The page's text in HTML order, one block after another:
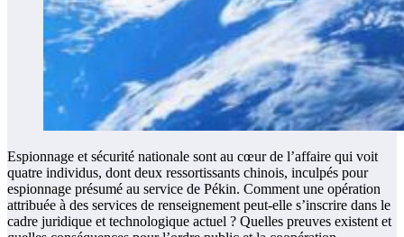
Espionnage et sécurité nationale sont au cœur de l’affaire qui voit
quatre individus, dont deux ressortissants chinois, inculpés pour
espionnage présumé au service de Pékin. Comment une opération
attribuée à des services de renseignement peut-elle s’inscrire dans le
cadre juridique et technologique actuel ? Quelles preuves existent et